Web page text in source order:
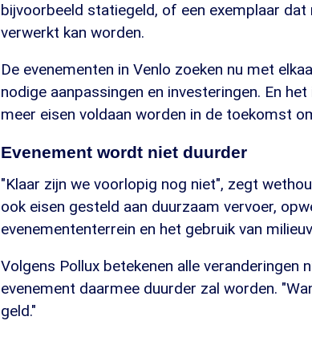
bijvoorbeeld statiegeld, of een exemplaar
verwerkt kan worden.
De evenementen in Venlo zoeken nu met
nodige aanpassingen en investeringen. En
meer eisen voldaan worden in de toekomst
Evenement wordt niet duurder
"Klaar zijn we voorlopig nog niet", zegt
ook eisen gesteld aan duurzaam vervoer,
evenemententerrein en het gebruik van
Volgens Pollux betekenen alle veranderingen
evenement daarmee duurder zal worden.
geld."